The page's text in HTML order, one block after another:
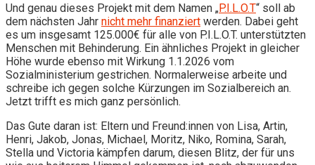
Und genau dieses Projekt mit dem Namen „P.I.L.O.T“ soll ab
dem nächsten Jahr nicht mehr finanziert werden. Dabei geht
es um insgesamt 125.000€ für alle von P.I.L.O.T. unterstützten
Menschen mit Behinderung. Ein ähnliches Projekt in gleicher
Höhe wurde ebenso mit Wirkung 1.1.2026 vom
Sozialministerium gestrichen. Normalerweise arbeite und
schreibe ich gegen solche Kürzungen im Sozialbereich an.
Jetzt trifft es mich ganz persönlich.
Das Gute daran ist: Eltern und Freund:innen von Lisa, Artin,
Henri, Jakob, Jonas, Michael, Moritz, Niko, Romina, Sarah,
Stella und Victoria kämpfen darum, diesen Blitz, der für uns